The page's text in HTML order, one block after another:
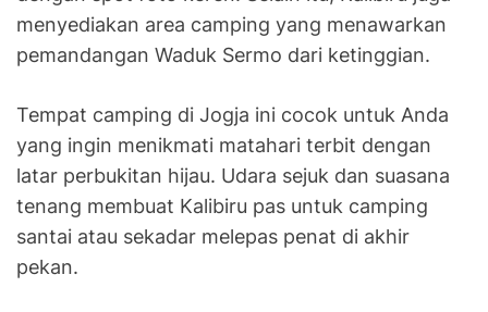
menyediakan area camping yang menawarkan
pemandangan Waduk Sermo dari ketinggian.
Tempat camping di Jogja ini cocok untuk Anda
yang ingin menikmati matahari terbit dengan
latar perbukitan hijau. Udara sejuk dan suasana
tenang membuat Kalibiru pas untuk camping
santai atau sekadar melepas penat di akhir
pekan.